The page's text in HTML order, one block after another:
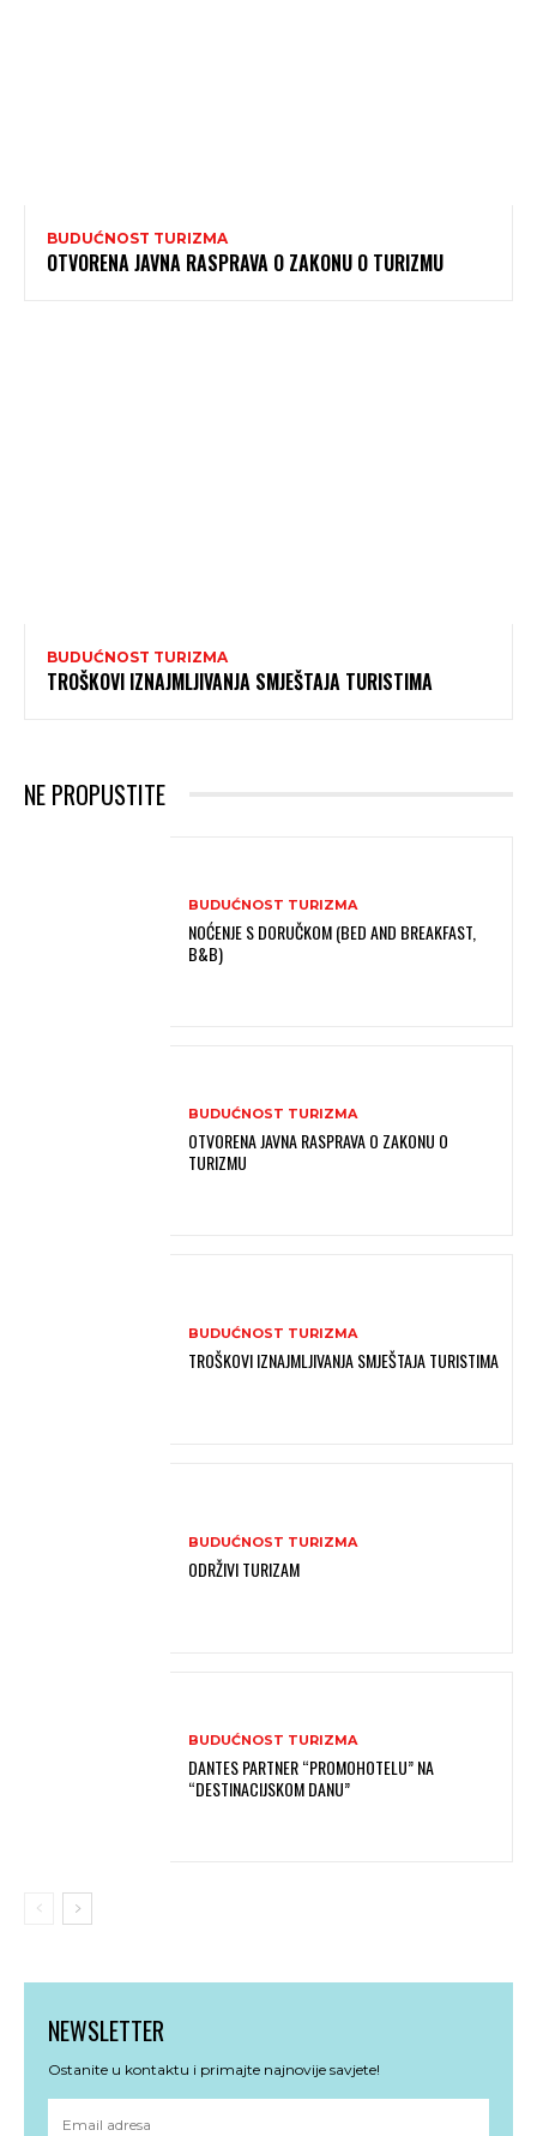
BUDUĆNOST TURIZMA
OTVORENA JAVNA RASPRAVA O ZAKONU O TURIZMU
BUDUĆNOST TURIZMA
TROŠKOVI IZNAJMLJIVANJA SMJEŠTAJA TURISTIMA
NE PROPUSTITE
BUDUĆNOST TURIZMA
NOĆENJE S DORUČKOM (BED AND BREAKFAST,
B&B)
BUDUĆNOST TURIZMA
OTVORENA JAVNA RASPRAVA O ZAKONU O
TURIZMU
BUDUĆNOST TURIZMA
TROŠKOVI IZNAJMLJIVANJA SMJEŠTAJA TURISTIMA
BUDUĆNOST TURIZMA
ODRŽIVI TURIZAM
BUDUĆNOST TURIZMA
DANTES PARTNER “PROMOHOTELU” NA
“DESTINACIJSKOM DANU”
NEWSLETTER
Ostanite u kontaktu i primajte najnovije savjete!